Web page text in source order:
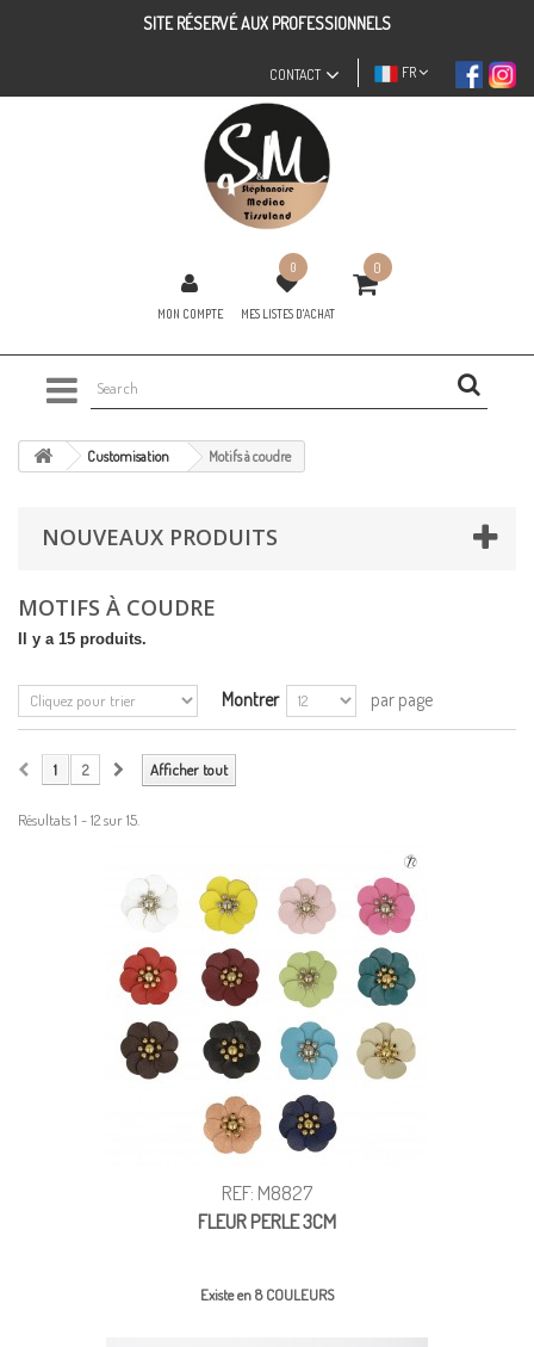
SITE RÉSERVÉ AUX PROFESSIONNELS
FR
CONTACT
MON COMPTE
0
MES LISTES D'ACHAT
0
Customisation Motifs à coudre
NOUVEAUX PRODUITS
MOTIFS À COUDRE
Il y a 15 produits.
Montrer par page
Afficher tout
1 2
Résultats 1 - 12 sur 15.
REF: M8827
FLEUR PERLE 3CM
Existe en 8 COULEURS